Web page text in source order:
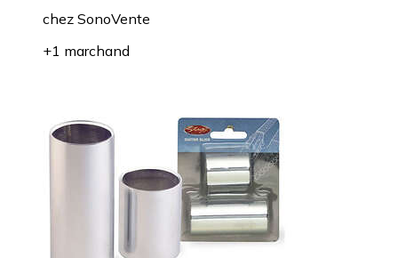
chez SonoVente
+1 marchand